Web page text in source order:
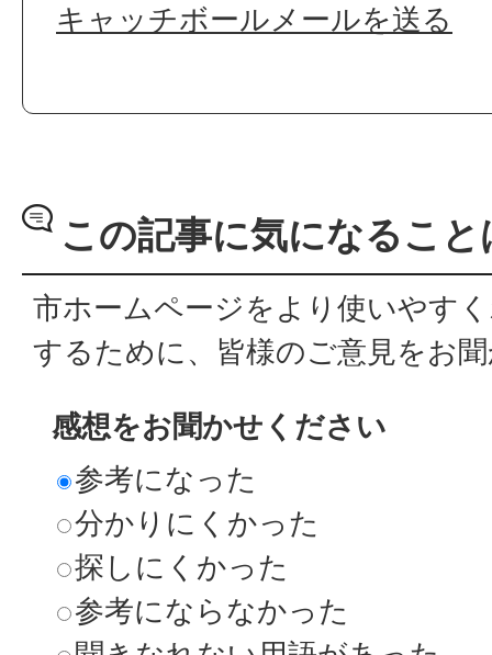
キャッチボールメールを送る
この記事に気になるこ
市ホームページをより使いやす
するために、皆様のご意見をお
感想をお聞かせください
参考になった
分かりにくかった
探しにくかった
参考にならなかった